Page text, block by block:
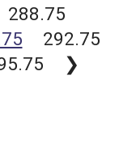
288.75
292.75
❯